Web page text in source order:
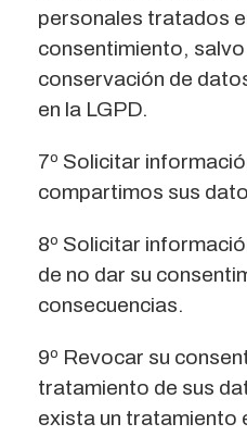
personales tratados
consentimiento,
conservación de
en la LGPD.
7º Solicitar
compartimos sus
8º Solicitar
de no dar su
consecuencias.
9º Revocar su
tratamiento de sus
exista un tratamiento